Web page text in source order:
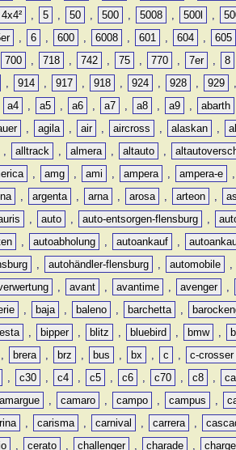
4x4² , 5 , 50 , 500 , 5008 , 500l ,
, 6 , 600 , 6008 , 601 , 604 , 605
700 , 718 , 742 , 75 , 770 , 7er , 8
, 914 , 917 , 918 , 924 , 928 , 929 ,
a4 , a5 , a6 , a7 , a8 , a9 , abarth
, agila , air , aircross , alaskan ,
, alltrack , almera , altauto ,
, amg , ami , ampera , ampera-e ,
, argenta , arna , arosa , arteon ,
, auto , auto-entsorgen-flensburg ,
, autoabholung , autoankauf ,
, autohändler-flensburg , automobile ,
, avant , avantime , avenger ,
, baja , baleno , barchetta ,
, bipper , blitz , bluebird , bmw ,
, brera , brz , bus , bx , c , c-crosser
, c30 , c4 , c5 , c6 , c70 , c8 ,
, camaro , campo , campus ,
, carisma , carnival , carrera ,
, cerato , challenger , charade ,